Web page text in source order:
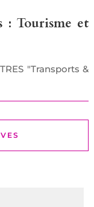
: Tourisme et
"Transports &